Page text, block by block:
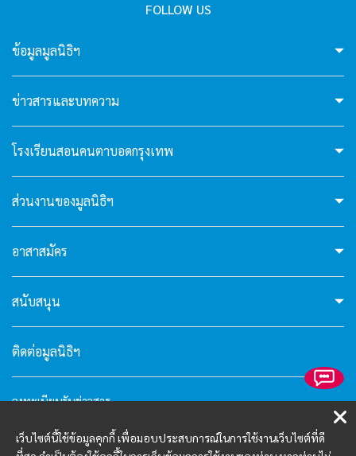
FOLLOW US
ข้อมูลมูลนิธิฯ
ข่าวสารและบทความ
โรงเรียนสอนคนตาบอดกรุงเทพ
ส่วนงานของมูลนิธิฯ
อาสาสมัคร
สนับสนุน
ติดต่อมูลนิธิฯ
ลงทะเบียนรับข่าวสาร
นโยบายความเป็นส่วนตัว
เว็บไซต์นี้ใช้ข้อมูลคุกกี้ เพื่อมอบประสบการณ์ในการใช้งานเว็บไซต์ที่ดี
I'm your AI Assistant! Curious about this
website? Ask me anything!
website? Ask me anything!